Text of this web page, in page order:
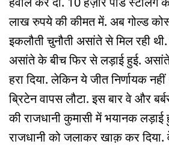
लाख रुपये की कीमत में. अब गोल्ड
इकलौती चुनौती असांते से मिल रही
असांते के बीच फिर से लड़ाई हुई.
हरा दिया. लेकिन ये जीत निर्णायक
ब्रिटेन वापस लौटा. इस बार वे और
की राजधानी कुमासी में भयानक लड़ाई
राजधानी को जलाकर खाक़ कर